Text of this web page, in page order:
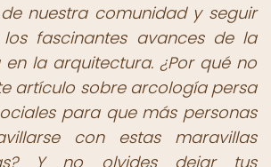
nuestra comunidad y seguir
los fascinantes avances de la
en la arquitectura. ¿Por qué no
artículo sobre arcología persa
para que más personas
con estas maravillas
Y no olvides dejar tus